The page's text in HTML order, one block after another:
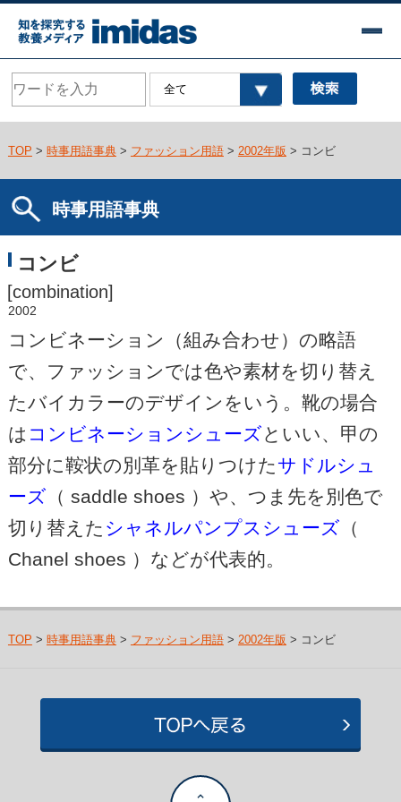
TOP > 時事用語事典> ファッション用語> 2002年版 > コンビ
時事用語事典
コンビ
[combination]
2002
コンビネーション（組み合わせ）の略語
で、ファッションでは色や素材を切り替え
たバイカラーのデザインをいう。靴の場合
は コンビネーションシューズといい、甲の
部分に鞍状の別革を貼りつけたサドルシュ
ーズ （ saddle shoes ）や、つま先を別色で
切り替えた シャネルパンプスシューズ （
Chanel shoes ）などが代表的。
TOP > 時事用語事典> ファッション用語> 2002年版 > コンビ